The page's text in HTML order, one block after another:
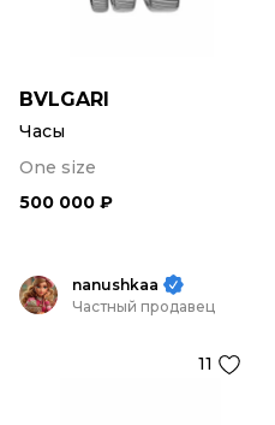
BVLGARI
Часы
One size
500 000 ₽
nanushkaa
Частный продавец
11